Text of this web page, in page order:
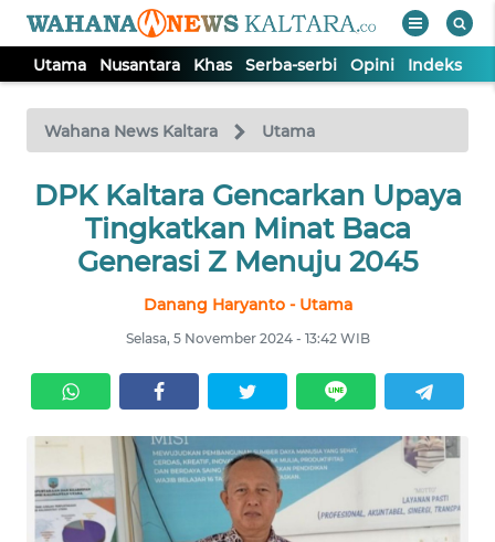
Utama Nusantara Khas Serba-serbi Opini Indeks
Wahana News Kaltara Utama
DPK Kaltara Gencarkan Upaya
Tingkatkan Minat Baca
Generasi Z Menuju 2045
Danang Haryanto - Utama
Selasa, 5 November 2024 - 13:42 WIB
TV
Tutup
UTAMA
NUSANTARA
SERBA-
SERBI
Informasi